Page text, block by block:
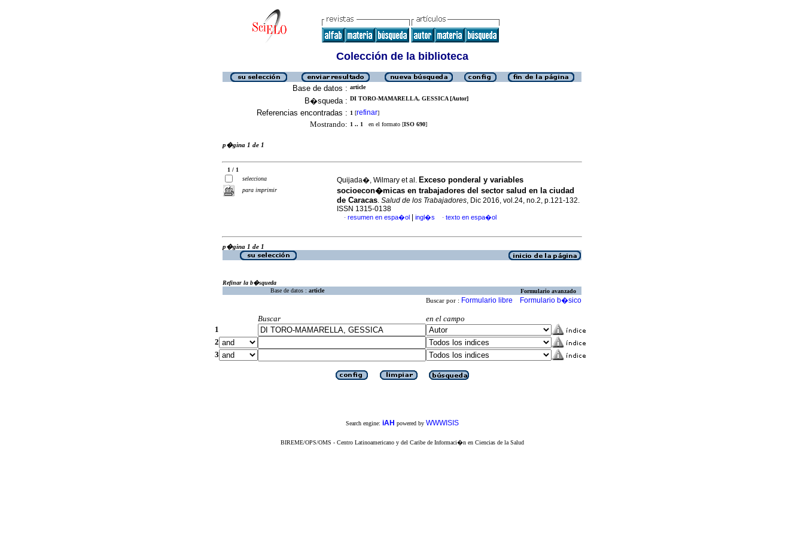
Colección de la biblioteca
Base de datos : article
B�squeda : DI TORO-MAMARELLA, GESSICA [Autor]
Referencias encontradas : 1 [refinar]
Mostrando: 1 .. 1 en el formato [ISO 690]
p�gina 1 de 1
1 / 1
selecciona
para imprimir
Quijada�, Wilmary et al. Exceso ponderal y variables
socioecon�micas en trabajadores del sector salud en la ciudad
de Caracas. Salud de los Trabajadores, Dic 2016, vol.24, no.2, p.121-132.
ISSN 1315-0138
· resumen en espa�ol ingl�s · texto en espa�ol
p�gina 1 de 1
Refinar la b�squeda
Base de datos : article Formulario avanzado
Buscar por : Formulario libre Formulario b�sico
Buscar
en el campo
1
2
3
Search engine: iAH powered by WWWISIS
BIREME/OPS/OMS - Centro Latinoamericano y del Caribe de Informaci�n en Ciencias de la Salud